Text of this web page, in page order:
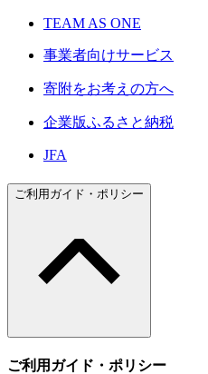
TEAM AS ONE
事業者向けサービス
寄附をお考えの方へ
企業版ふるさと納税
JFA
ご利用ガイド・ポリシー
ご利用ガイド・ポリシー